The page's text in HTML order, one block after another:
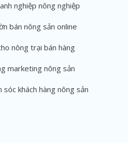
nghiệp nông nghiệp
bán nông sản online
nông trại bán hàng
marketing nông sản
khách hàng nông sản